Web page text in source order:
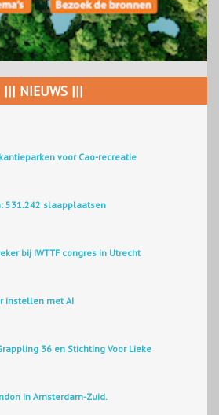
||| NIEUWS |||
voor Cao-recreatie
531.242 slaapplaatsen
bij IWTTF congres in Utrecht
instellen met AI
36 en Stichting Voor Lieke
in Amsterdam-Zuid.